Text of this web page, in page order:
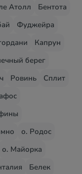
Атолл
Бентота
Фуджейра
Капрун
берег
Ровинь
Сплит
о. Родос
о. Майорка
Белек